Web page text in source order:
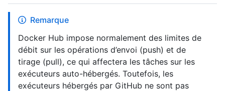
Remarque
Docker Hub impose normalement des limites de
débit sur les opérations d’envoi (push) et de
tirage (pull), ce qui affectera les tâches sur les
exécuteurs auto-hébergés. Toutefois, les
exécuteurs hébergés par GitHub ne sont pas